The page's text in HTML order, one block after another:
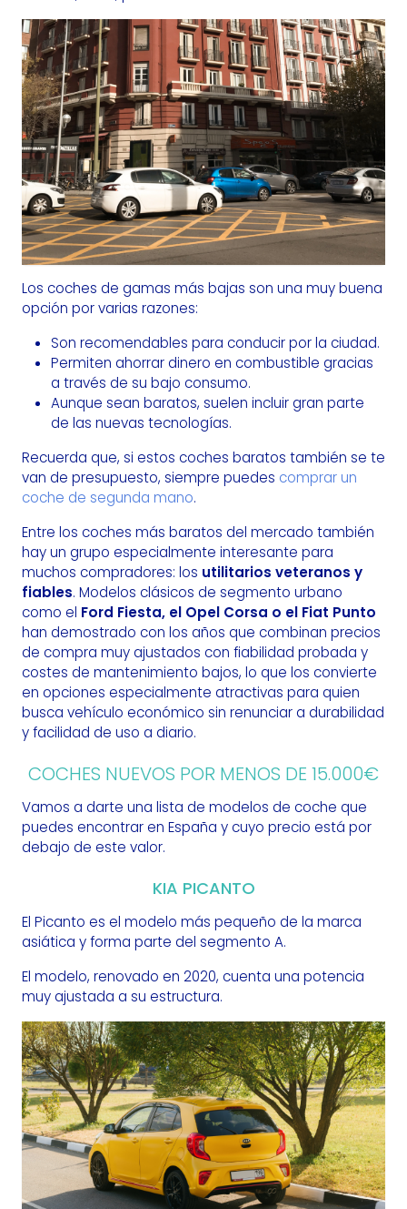
Los coches de gamas más bajas son una muy buena
opción por varias razones:
Son recomendables para conducir por la ciudad.
Permiten ahorrar dinero en combustible gracias
a través de su bajo consumo.
Aunque sean baratos, suelen incluir gran parte
de las nuevas tecnologías.
Recuerda que, si estos coches baratos también se te
van de presupuesto, siempre puedes comprar un
coche de segunda mano.
Entre los coches más baratos del mercado también
hay un grupo especialmente interesante para
muchos compradores: los utilitarios veteranos y
fiables. Modelos clásicos de segmento urbano
como el Ford Fiesta, el Opel Corsa o el Fiat Punto
han demostrado con los años que combinan precios
de compra muy ajustados con fiabilidad probada y
costes de mantenimiento bajos, lo que los convierte
en opciones especialmente atractivas para quien
busca vehículo económico sin renunciar a durabilidad
y facilidad de uso a diario.
COCHES NUEVOS POR MENOS DE 15.000€
Vamos a darte una lista de modelos de coche que
puedes encontrar en España y cuyo precio está por
debajo de este valor.
KIA PICANTO
El Picanto es el modelo más pequeño de la marca
asiática y forma parte del segmento A.
El modelo, renovado en 2020, cuenta una potencia
muy ajustada a su estructura.